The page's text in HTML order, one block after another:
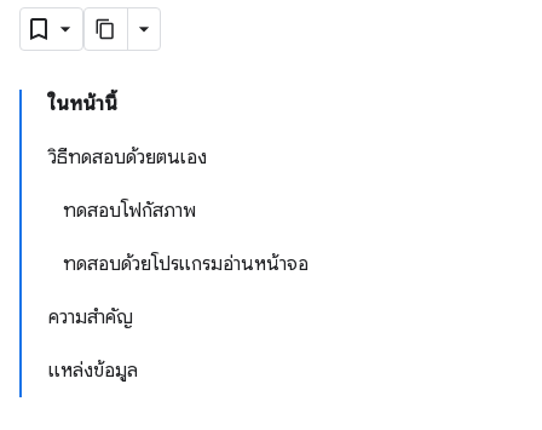
ในหน้านี้
วิธีทดสอบด้วยตนเอง
ทดสอบโฟกัสภาพ
ทดสอบด้วยโปรแกรมอ่านหน้าจอ
ความสำคัญ
แหล่งข้อมูล